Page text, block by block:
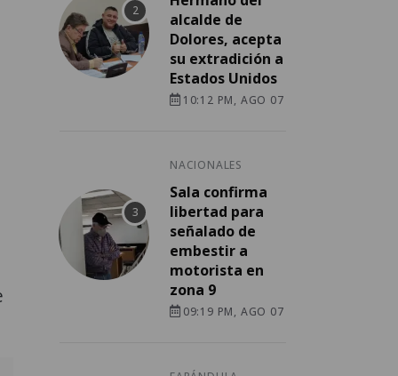
alcalde de
Dolores, acepta
su extradición a
Estados Unidos
10:12 PM, AGO 07
NACIONALES
Sala confirma
libertad para
señalado de
embestir a
motorista en
zona 9
09:19 PM, AGO 07